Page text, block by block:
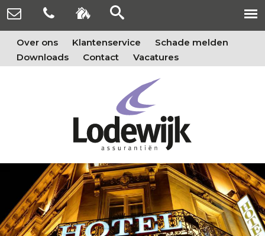
Over ons Klantenservice
Schade melden
Downloads
Contact Vacatures